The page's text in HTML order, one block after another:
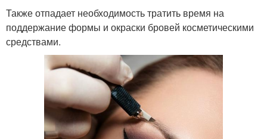
Также отпадает необходимость тратить время на
поддержание формы и окраски бровей косметическими
средствами.